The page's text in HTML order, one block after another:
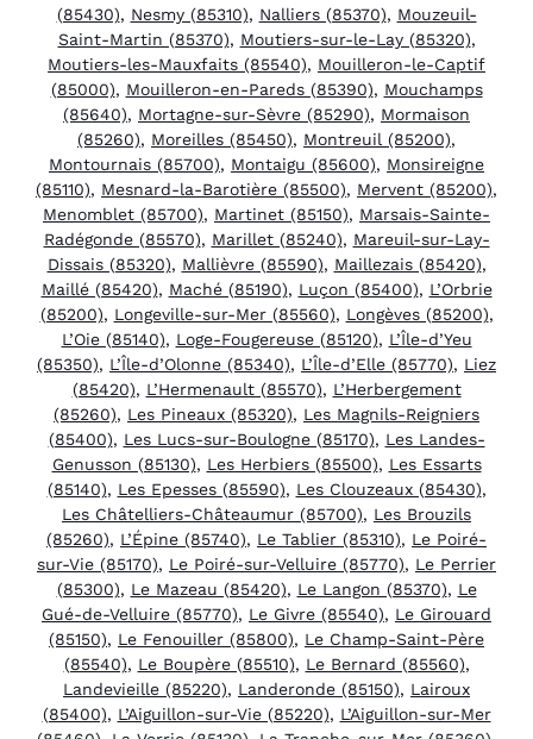
(85430), Nesmy (85310), Nalliers (85370), Mouzeuil-
Saint-Martin (85370), Moutiers-sur-le-Lay (85320),
Moutiers-les-Mauxfaits (85540), Mouilleron-le-Captif
(85000), Mouilleron-en-Pareds (85390), Mouchamps
(85640), Mortagne-sur-Sèvre (85290), Mormaison
(85260), Moreilles (85450), Montreuil (85200),
Montournais (85700), Montaigu (85600), Monsireigne
(85110), Mesnard-la-Barotière (85500), Mervent (85200),
Menomblet (85700), Martinet (85150), Marsais-Sainte-
Radégonde (85570), Marillet (85240), Mareuil-sur-Lay-
Dissais (85320), Mallièvre (85590), Maillezais (85420),
Maillé (85420), Maché (85190), Luçon (85400), L’Orbrie
(85200), Longeville-sur-Mer (85560), Longèves (85200),
L’Oie (85140), Loge-Fougereuse (85120), L’Île-d’Yeu
(85350), L’Île-d’Olonne (85340), L’Île-d’Elle (85770), Liez
(85420), L’Hermenault (85570), L’Herbergement
(85260), Les Pineaux (85320), Les Magnils-Reigniers
(85400), Les Lucs-sur-Boulogne (85170), Les Landes-
Genusson (85130), Les Herbiers (85500), Les Essarts
(85140), Les Epesses (85590), Les Clouzeaux (85430),
Les Châtelliers-Châteaumur (85700), Les Brouzils
(85260), L’Épine (85740), Le Tablier (85310), Le Poiré-
sur-Vie (85170), Le Poiré-sur-Velluire (85770), Le Perrier
(85300), Le Mazeau (85420), Le Langon (85370), Le
Gué-de-Velluire (85770), Le Givre (85540), Le Girouard
(85150), Le Fenouiller (85800), Le Champ-Saint-Père
(85540), Le Boupère (85510), Le Bernard (85560),
Landevieille (85220), Landeronde (85150), Lairoux
(85400), L’Aiguillon-sur-Vie (85220), L’Aiguillon-sur-Mer